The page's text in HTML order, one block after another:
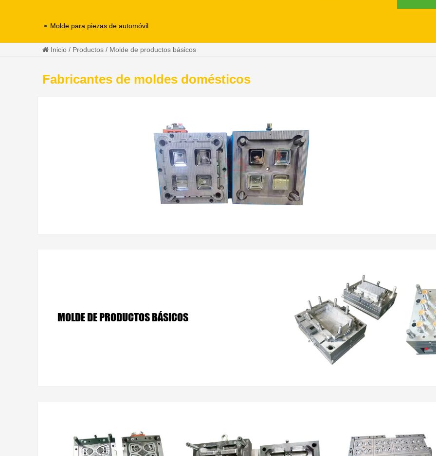
Molde para piezas de automóvil
Inicio / Productos / Molde de productos básicos
Fabricantes de moldes domésticos
MOLDE DE PRODUCTOS BÁSICOS